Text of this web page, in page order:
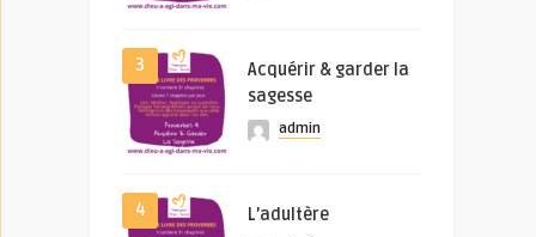
3
Acquérir & garder la
sagesse
admin
4 L’adultère